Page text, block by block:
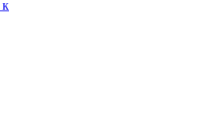
к